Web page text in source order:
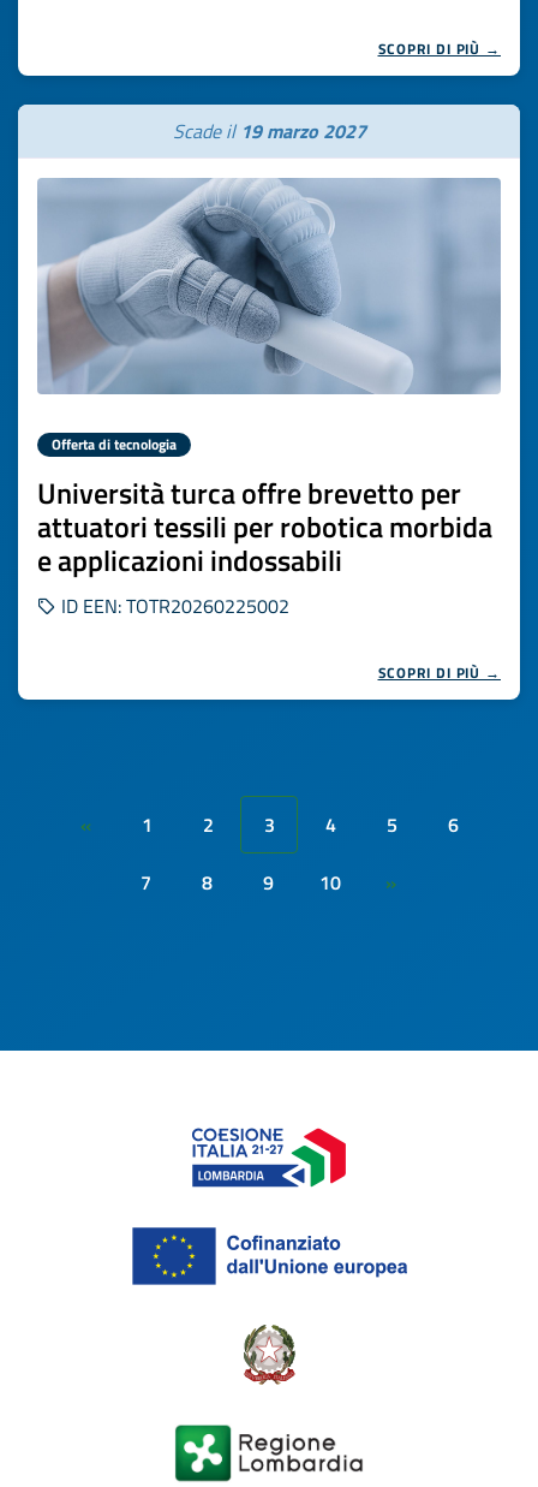
SCOPRI DI PIÙ →
Scade il 19 marzo 2027
Offerta di tecnologia
Università turca offre brevetto per
attuatori tessili per robotica morbida
e applicazioni indossabili
ID EEN: TOTR20260225002
SCOPRI DI PIÙ →
« 1 2 3 4 5
6
7
8 9 10 »